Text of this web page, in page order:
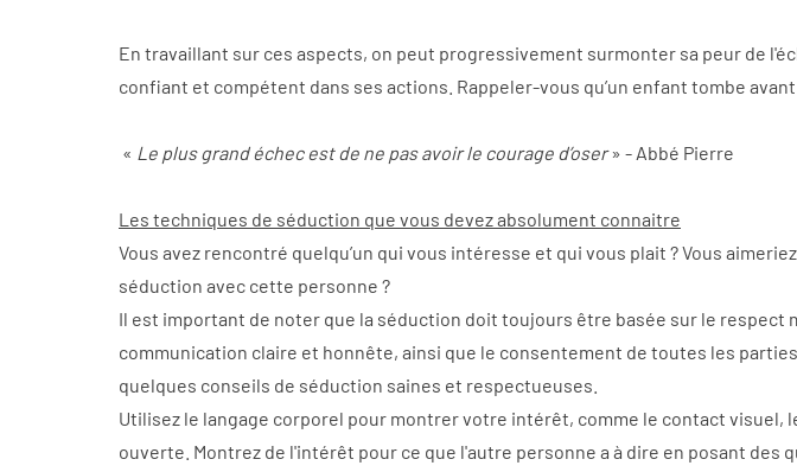
auvergne, sophrologie le puy en velay, sophrologie
haute loire, therapeute, psychologue le puy en
velay, psychologue haute loire
En travaillant sur ces aspects, on peut progressivement surmonter sa peur de
confiant et compétent dans ses actions. Rappeler-vous qu’un enfant tombe
« Le plus grand échec est de ne pas avoir le courage d’oser » - Abbé Pierre
Les techniques de séduction que vous devez absolument connaitre
Vous avez rencontré quelqu’un qui vous intéresse et qui vous plait ? Vous
séduction avec cette personne ?
Il est important de noter que la séduction doit toujours être basée sur le respect
communication claire et honnête, ainsi que le consentement de toutes les
quelques conseils de séduction saines et respectueuses.
Utilisez le langage corporel pour montrer votre intérêt, comme le contact visuel,
ouverte. Montrez de l'intérêt pour ce que l'autre personne a à dire en posant des